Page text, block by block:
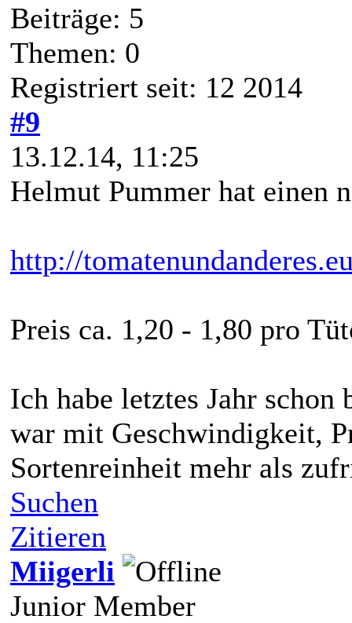
Beiträge: 5
Themen: 0
Registriert seit: 12 2014
#9
13.12.14, 11:25
Helmut Pummer hat einen
http://
Preis ca. 1,20 - 1,80 pro
Ich habe letztes Jahr
war mit Geschwindigkeit,
Sortenreinheit mehr als
Suchen
Zitieren
Miigerli
Junior Member